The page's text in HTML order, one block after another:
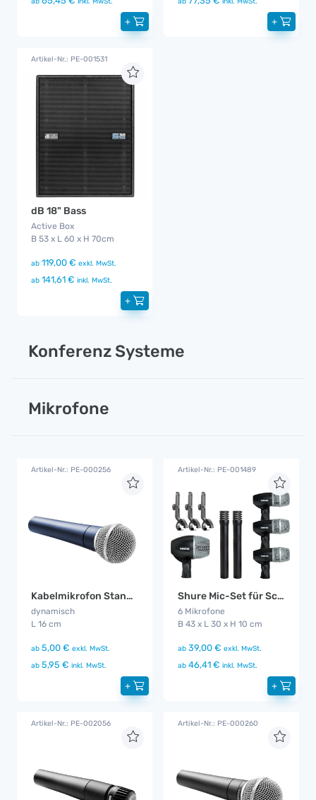
+ +
Artikel-Nr.: PE-001531
dB 18" Bass
Active Box
B 53 x L 60 x H 70cm
ab 119,00 € exkl. MwSt.
ab 141,61 € inkl. MwSt.
+
Konferenz Systeme
Mikrofone
Artikel-Nr.: PE-000256
Kabelmikrofon Standard
dynamisch
L 16 cm
ab 5,00 € exkl. MwSt.
ab 5,95 € inkl. MwSt.
+
Artikel-Nr.: PE-001489
Shure Mic-Set für Schlagzeugabnahme
6 Mikrofone
B 43 x L 30 x H 10 cm
ab 39,00 € exkl. MwSt.
ab 46,41 € inkl. MwSt.
+
Artikel-Nr.: PE-002056 Artikel-Nr.: PE-000260